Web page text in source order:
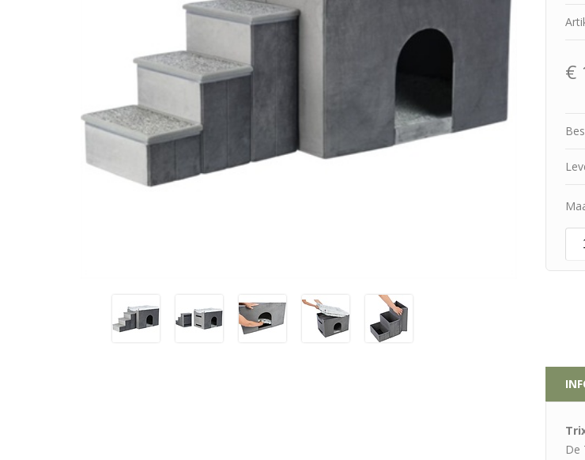
€
De